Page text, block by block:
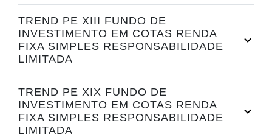
TREND PE XIII FUNDO DE
INVESTIMENTO EM COTAS RENDA
FIXA SIMPLES RESPONSABILIDADE
LIMITADA
TREND PE XIX FUNDO DE
INVESTIMENTO EM COTAS RENDA
FIXA SIMPLES RESPONSABILIDADE
LIMITADA